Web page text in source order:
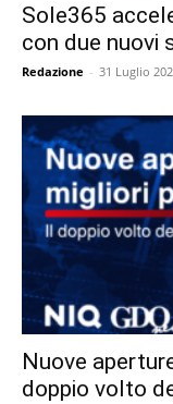
Sole365
con due nuovi
Redazione - 31 Luglio
Nuove
doppio volto